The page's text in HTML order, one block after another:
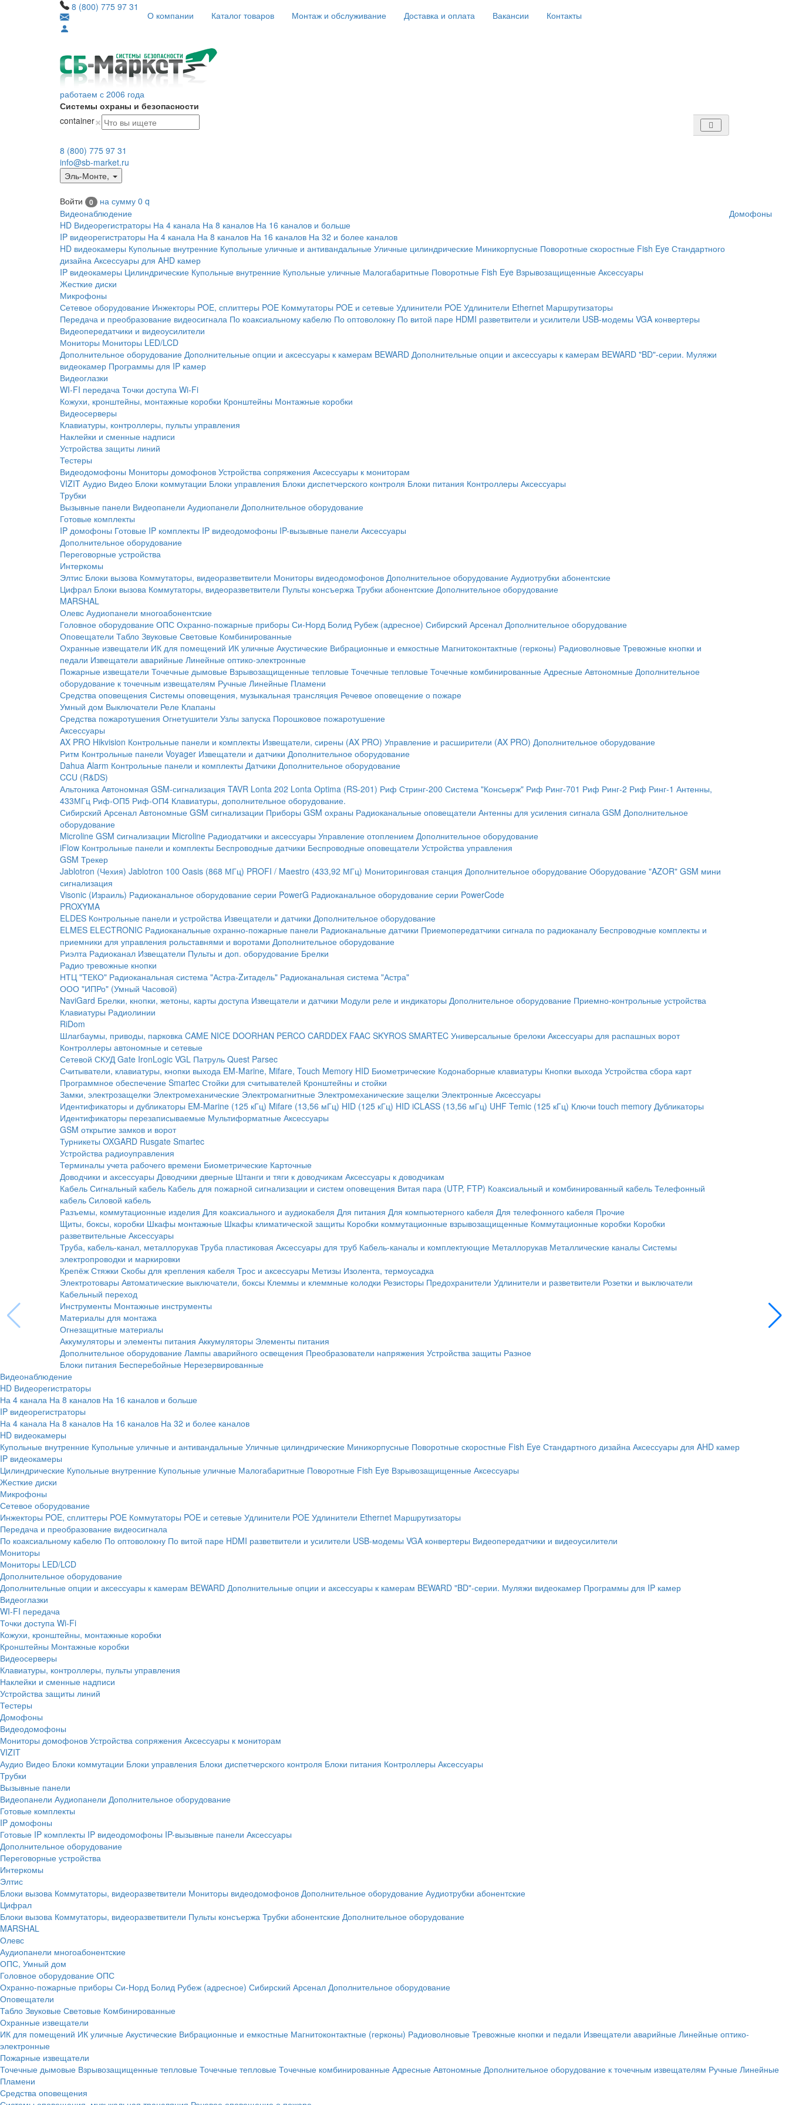
8 (800) 775 97 31
О компании Каталог товаров Монтаж и обслуживание Доставка и оплата Вакансии Контакты
работаем с 2006 года
Системы охраны и безопасности
container×
8 (800) 775 97 31
info@sb-market.ru
Эль-Монте,
Войти 0 на сумму 0 q
Видеонаблюдение
Домофоны
HD Видеорегистраторы На 4 канала На 8 каналов На 16 каналов и больше
IP видеорегистраторы На 4 канала На 8 каналов На 16 каналов На 32 и более каналов
HD видеокамеры Купольные внутренние Купольные уличные и антивандальные Уличные цилиндрические Миникорпусные Поворотные скоростные Fish Eye Стандартного
дизайна Аксессуары для AHD камер
IP видеокамеры Цилиндрические Купольные внутренние Купольные уличные Малогабаритные Поворотные Fish Eye Взрывозащищенные Аксессуары
Жесткие диски
Микрофоны
Сетевое оборудование Инжекторы POE, сплиттеры POE Коммутаторы POE и сетевые Удлинители POE Удлинители Ethernet Маршрутизаторы
Передача и преобразование видеосигнала По коаксиальному кабелю По оптоволокну По витой паре HDMI разветвители и усилители USB-модемы VGA конвертеры
Видеопередатчики и видеоусилители
Мониторы Мониторы LED/LCD
Дополнительное оборудование Дополнительные опции и аксессуары к камерам BEWARD Дополнительные опции и аксессуары к камерам BEWARD "BD"-серии. Муляжи
видеокамер Программы для IP камер
Видеоглазки
WI-FI передача Точки доступа Wi-Fi
Кожухи, кронштейны, монтажные коробки Кронштейны Монтажные коробки
Видеосерверы
Клавиатуры, контроллеры, пульты управления
Наклейки и сменные надписи
Устройства защиты линий
Тестеры
Видеодомофоны Мониторы домофонов Устройства сопряжения Аксессуары к мониторам
VIZIT Аудио Видео Блоки коммутации Блоки управления Блоки диспетчерского контроля Блоки питания Контроллеры Аксессуары
Трубки
Вызывные панели Видеопанели Аудиопанели Дополнительное оборудование
Готовые комплекты
IP домофоны Готовые IP комплекты IP видеодомофоны IP-вызывные панели Аксессуары
Дополнительное оборудование
Переговорные устройства
Интеркомы
Элтис Блоки вызова Коммутаторы, видеоразветвители Мониторы видеодомофонов Дополнительное оборудование Аудиотрубки абонентские
Цифрал Блоки вызова Коммутаторы, видеоразветвители Пульты консъержа Трубки абонентские Дополнительное оборудование
MARSHAL
Олевс Аудиопанели многоабонентские
Головное оборудование ОПС Охранно-пожарные приборы Си-Норд Болид Рубеж (адресное) Сибирский Арсенал Дополнительное оборудование
Оповещатели Табло Звуковые Световые Комбинированные
Охранные извещатели ИК для помещений ИК уличные Акустические Вибрационные и емкостные Магнитоконтактные (герконы) Радиоволновые Тревожные кнопки и
педали Извещатели аварийные Линейные оптико-электронные
Пожарные извещатели Точечные дымовые Взрывозащищенные тепловые Точечные тепловые Точечные комбинированные Адресные Автономные Дополнительное
оборудование к точечным извещателям Ручные Линейные Пламени
Средства оповещения Системы оповещения, музыкальная трансляция Речевое оповещение о пожаре
Умный дом Выключатели Реле Клапаны
Средства пожаротушения Огнетушители Узлы запуска Порошковое пожаротушение
Аксессуары
AX PRO Hikvision Контрольные панели и комплекты Извещатели, сирены (AX PRO) Управление и расширители (AX PRO) Дополнительное оборудование
Ритм Контрольные панели Voyager Извещатели и датчики Дополнительное оборудование
Dahua Alarm Контрольные панели и комплекты Датчики Дополнительное оборудование
CCU (R&DS)
Альтоника Автономная GSM-сигнализация TAVR Lonta 202 Lonta Optima (RS-201) Риф Стринг-200 Система "Консьерж" Риф Ринг-701 Риф Ринг-2 Риф Ринг-1 Антенны,
433МГц Риф-ОП5 Риф-ОП4 Клавиатуры, дополнительное оборудование.
Сибирский Арсенал Автономные GSM сигнализации Приборы GSM охраны Радиоканальные оповещатели Антенны для усиления сигнала GSM Дополнительное
оборудование
Microline GSM cигнализации Microline Радиодатчики и аксессуары Управление отоплением Дополнительное оборудование
iFlow Контрольные панели и комплекты Беспроводные датчики Беспроводные оповещатели Устройства управления
GSM Трекер
Jablotron (Чехия) Jablotron 100 Oasis (868 МГц) PROFI / Maestro (433,92 МГц) Мониторинговая станция Дополнительное оборудование Оборудование "AZOR" GSM мини
сигнализация
Visonic (Израиль) Радиоканальное оборудование серии PowerG Радиоканальное оборудование серии PowerCode
PROXYMA
ELDES Контрольные панели и устройства Извещатели и датчики Дополнительное оборудование
ELMES ELECTRONIC Радиоканальные охранно-пожарные панели Радиоканальные датчики Приемопередатчики сигнала по радиоканалу Беспроводные комплекты и
приемники для управления рольставнями и воротами Дополнительное оборудование
Риэлта Радиоканал Извещатели Пульты и доп. оборудование Брелки
Радио тревожные кнопки
НТЦ "ТЕКО" Радиоканальная система "Астра-Zитадель" Радиоканальная система "Астра"
ООО "ИПРо" (Умный Часовой)
NaviGard Брелки, кнопки, жетоны, карты доступа Извещатели и датчики Модули реле и индикаторы Дополнительное оборудование Приемно-контрольные устройства
Клавиатуры Радиолинии
RiDom
Шлагбаумы, приводы, парковка CAME NICE DOORHAN PERCO CARDDEX FAAC SKYROS SMARTEC Универсальные брелоки Аксессуары для распашных ворот
Контроллеры автономные и сетевые
Сетевой СКУД Gate IronLogic VGL Патруль Quest Parsec
Считыватели, клавиатуры, кнопки выхода EM-Marine, Mifare, Touch Memory HID Биометрические Кодонаборные клавиатуры Кнопки выхода Устройства сбора карт
Программное обеспечение Smartec Стойки для считывателей Кронштейны и стойки
Замки, электрозащелки Электромеханические Электромагнитные Электромеханические защелки Электронные Аксессуары
Идентификаторы и дубликаторы EM-Marine (125 кГц) Mifare (13,56 мГц) HID (125 кГц) HID iCLASS (13,56 мГц) UHF Temic (125 кГц) Ключи touch memory Дубликаторы
Идентификаторы перезаписываемые Мультиформатные Аксессуары
GSM открытие замков и ворот
Турникеты OXGARD Rusgate Smartec
Устройства радиоуправления
Терминалы учета рабочего времени Биометрические Карточные
Доводчики и аксессуары Доводчики дверные Штанги и тяги к доводчикам Аксессуары к доводчикам
Кабель Сигнальный кабель Кабель для пожарной сигнализации и систем оповещения Витая пара (UTP, FTP) Коаксиальный и комбинированный кабель Телефонный
кабель Силовой кабель
Разъемы, коммутационные изделия Для коаксиального и аудиокабеля Для питания Для компьютерного кабеля Для телефонного кабеля Прочие
Щиты, боксы, коробки Шкафы монтажные Шкафы климатической защиты Коробки коммутационные взрывозащищенные Коммутационные коробки Коробки
разветвительные Аксессуары
Труба, кабель-канал, металлорукав Труба пластиковая Аксессуары для труб Кабель-каналы и комплектующие Металлорукав Металлические каналы Системы
электропроводки и маркировки
Крепёж Стяжки Скобы для крепления кабеля Трос и аксессуары Метизы Изолента, термоусадка
Электротовары Автоматические выключатели, боксы Клеммы и клеммные колодки Резисторы Предохранители Удлинители и разветвители Розетки и выключатели
Кабельный переход
Инструменты Монтажные инструменты
Материалы для монтажа
Огнезащитные материалы
Аккумуляторы и элементы питания Аккумуляторы Элементы питания
Дополнительное оборудование Лампы аварийного освещения Преобразователи напряжения Устройства защиты Разное
Блоки питания Бесперебойные Нерезервированные
Видеонаблюдение
HD Видеорегистраторы
На 4 канала На 8 каналов На 16 каналов и больше
IP видеорегистраторы
На 4 канала На 8 каналов На 16 каналов На 32 и более каналов
HD видеокамеры
Купольные внутренние Купольные уличные и антивандальные Уличные цилиндрические Миникорпусные Поворотные скоростные Fish Eye Стандартного дизайна Аксессуары для AHD камер
IP видеокамеры
Цилиндрические Купольные внутренние Купольные уличные Малогабаритные Поворотные Fish Eye Взрывозащищенные Аксессуары
Жесткие диски
Микрофоны
Сетевое оборудование
Инжекторы POE, сплиттеры POE Коммутаторы POE и сетевые Удлинители POE Удлинители Ethernet Маршрутизаторы
Передача и преобразование видеосигнала
По коаксиальному кабелю По оптоволокну По витой паре HDMI разветвители и усилители USB-модемы VGA конвертеры Видеопередатчики и видеоусилители
Мониторы
Мониторы LED/LCD
Дополнительное оборудование
Дополнительные опции и аксессуары к камерам BEWARD Дополнительные опции и аксессуары к камерам BEWARD "BD"-серии. Муляжи видеокамер Программы для IP камер
Видеоглазки
WI-FI передача
Точки доступа Wi-Fi
Кожухи, кронштейны, монтажные коробки
Кронштейны Монтажные коробки
Видеосерверы
Клавиатуры, контроллеры, пульты управления
Наклейки и сменные надписи
Устройства защиты линий
Тестеры
Домофоны
Видеодомофоны
Мониторы домофонов Устройства сопряжения Аксессуары к мониторам
VIZIT
Аудио Видео Блоки коммутации Блоки управления Блоки диспетчерского контроля Блоки питания Контроллеры Аксессуары
Трубки
Вызывные панели
Видеопанели Аудиопанели Дополнительное оборудование
Готовые комплекты
IP домофоны
Готовые IP комплекты IP видеодомофоны IP-вызывные панели Аксессуары
Дополнительное оборудование
Переговорные устройства
Интеркомы
Элтис
Блоки вызова Коммутаторы, видеоразветвители Мониторы видеодомофонов Дополнительное оборудование Аудиотрубки абонентские
Цифрал
Блоки вызова Коммутаторы, видеоразветвители Пульты консъержа Трубки абонентские Дополнительное оборудование
MARSHAL
Олевс
Аудиопанели многоабонентские
ОПС, Умный дом
Головное оборудование ОПС
Охранно-пожарные приборы Си-Норд Болид Рубеж (адресное) Сибирский Арсенал Дополнительное оборудование
Оповещатели
Табло Звуковые Световые Комбинированные
Охранные извещатели
ИК для помещений ИК уличные Акустические Вибрационные и емкостные Магнитоконтактные (герконы) Радиоволновые Тревожные кнопки и педали Извещатели аварийные Линейные оптико-
электронные
Пожарные извещатели
Точечные дымовые Взрывозащищенные тепловые Точечные тепловые Точечные комбинированные Адресные Автономные Дополнительное оборудование к точечным извещателям Ручные Линейные
Пламени
Средства оповещения